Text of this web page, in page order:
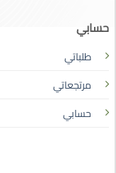
حسابي
طلباتي
مرتجعاتي
حسابي